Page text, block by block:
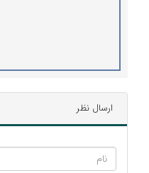
ارسال نظر